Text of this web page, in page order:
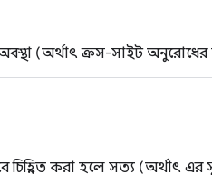
(অর্থাৎ ক্রস-সাইট অনুরোধের
চিহ্নিত করা হলে সত্য (অর্থাৎ এর